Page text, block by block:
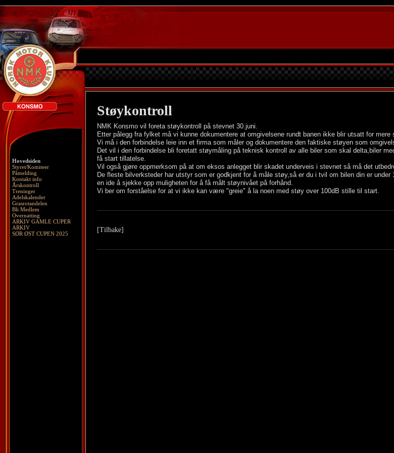
Hovedsiden
Styret/Komiteer
Påmelding
Kontakt info
Årskontroll
Treninger
Adelskalender
Grasrotandelen
Bli Medlem
Overnatting
ARKIV GAMLE CUPER
ARKIV
SØR ØST CUPEN 2025
Støykontroll
NMK Konsmo vil foreta støykontroll på stevnet 30.juni.
Etter pålegg fra fylket må vi kunne dokumentere at omgivelsene rundt banen ikke blir utsatt for
Vi må i den forbindelse leie inn et firma som måler og dokumentere den faktiske støyen som
Det vil i den forbindelse bli foretatt støymåling på teknisk kontroll av alle biler som skal delta,biler
få start tillatelse.
Vil også gjøre oppmerksom på at om eksos anlegget blir skadet underveis i stevnet så må det
De fleste bilverksteder har utstyr som er godkjent for å måle støy,så er du i tvil om bilen din er
en ide å sjekke opp muligheten for å få målt støynivået på forhånd.
Vi ber om forståelse for at vi ikke kan være "greie" å la noen med støy over 100dB stille til start.
[Tilbake]